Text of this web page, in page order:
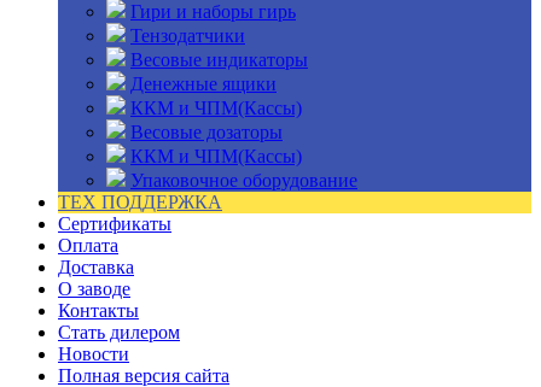
Гири и наборы гирь
Тензодатчики
Весовые индикаторы
Денежные ящики
ККМ и ЧПМ(Кассы)
Весовые дозаторы
ККМ и ЧПМ(Кассы)
Упаковочное оборудование
ТЕХ ПОДДЕРЖКА
Сертификаты
Оплата
Доставка
О заводе
Контакты
Стать дилером
Новости
Полная версия сайта